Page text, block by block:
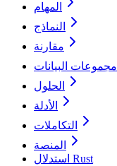
المهام
النماذج
مقارنة
مجموعات البيانات
الحلول
الأدلة
التكاملات
المنصة
استدلال Rust